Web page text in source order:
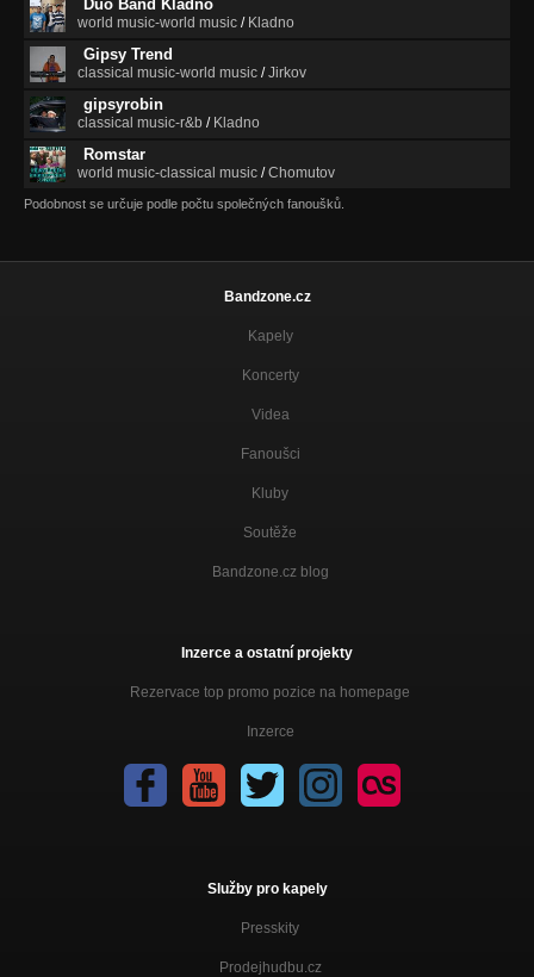
Duo Band Kladno
world music-world music / Kladno
Gipsy Trend
classical music-world music /Jirkov
gipsyrobin
classical music-r&b / Kladno
Romstar
world music-classical music /Chomutov
Podobnost se určuje podle počtu společných fanoušků.
Bandzone.cz
Kapely
Koncerty
Videa
Fanoušci
Kluby
Soutěže
Bandzone.cz blog
Inzerce a ostatní projekty
Rezervace top promo pozice na homepage
Inzerce
Služby pro kapely
Presskity
Prodejhudbu.cz